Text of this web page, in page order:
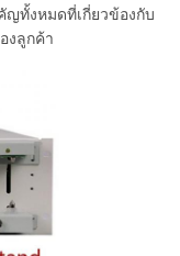
ทั้งหมดที่เกี่ยวข้องกับ
งลูกค้า